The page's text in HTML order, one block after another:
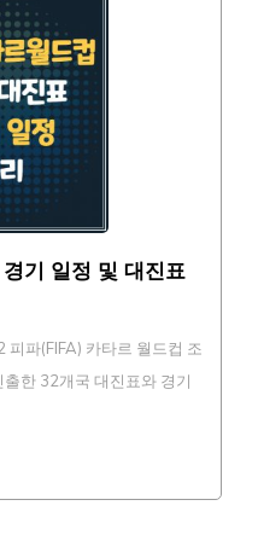
기 일정 및 대진표
파(FIFA) 카타르 월드컵 조
한 32개국 대진표와 경기